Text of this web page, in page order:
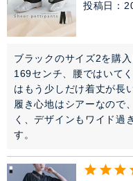
投稿日
ブラックのサイズ2を購入
169センチ、腰ではいて
はもう少しだけ着丈が長
履き心地はシアーなので
く、デザインもワイド過
す。